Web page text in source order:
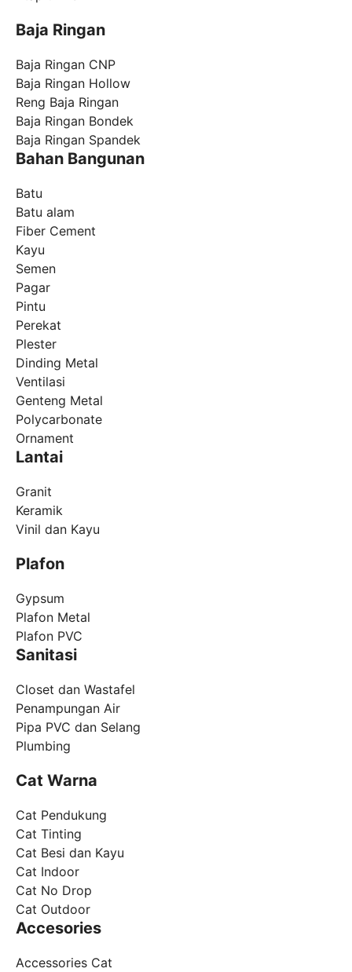
Baja Ringan
Baja Ringan CNP
Baja Ringan Hollow
Reng Baja Ringan
Baja Ringan Bondek
Baja Ringan Spandek
Bahan Bangunan
Batu
Batu alam
Fiber Cement
Kayu
Semen
Pagar
Pintu
Perekat
Plester
Dinding Metal
Ventilasi
Genteng Metal
Polycarbonate
Ornament
Lantai
Granit
Keramik
Vinil dan Kayu
Plafon
Gypsum
Plafon Metal
Plafon PVC
Sanitasi
Closet dan Wastafel
Penampungan Air
Pipa PVC dan Selang
Plumbing
Cat Warna
Cat Pendukung
Cat Tinting
Cat Besi dan Kayu
Cat Indoor
Cat No Drop
Cat Outdoor
Accesories
Accessories Cat